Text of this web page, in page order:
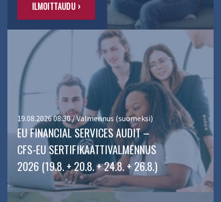
ILMOITTAUDU ›
19.08.2026 08:30 / Valmennus (suomeksi)
EU FINANCIAL SERVICES AUDIT –
CFS-EU SERTIFIKAATTIVALMENNUS
2026 (19.8. + 20.8. + 24.8. + 26.8.)